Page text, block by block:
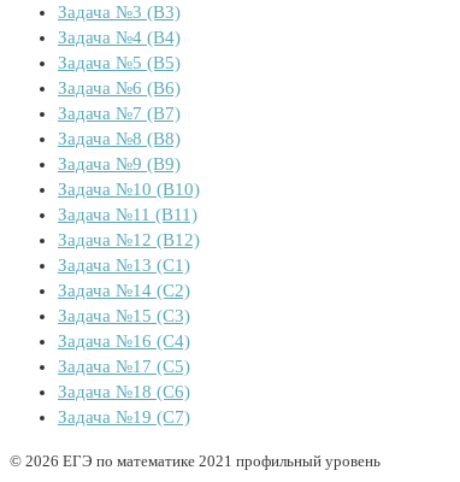
Задача №3 (B3)
Задача №4 (B4)
Задача №5 (B5)
Задача №6 (B6)
Задача №7 (B7)
Задача №8 (B8)
Задача №9 (B9)
Задача №10 (B10)
Задача №11 (B11)
Задача №12 (B12)
Задача №13 (C1)
Задача №14 (C2)
Задача №15 (C3)
Задача №16 (C4)
Задача №17 (C5)
Задача №18 (C6)
Задача №19 (C7)
© 2026 ЕГЭ по математике 2021 профильный уровень